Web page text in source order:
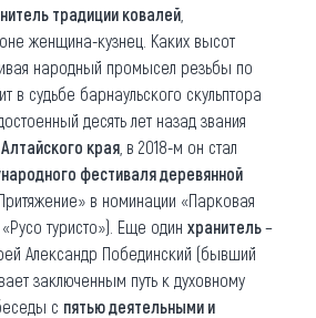
традиции ковалей
женщина-кузнец. Каких высот
народный промысел резьбы по
в судьбе барнаульского скульптора
десять лет назад звания
края , в 2018-м он стал
фестиваля деревянной
в номинации «Парковая
туристо»). Еще один хранитель–
Александр Побединский (бывший
заключенным путь к духовному
с пятью деятельными и